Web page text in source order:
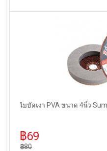
ใบขัดเงา PVA ขนาด 4นิ้ว
฿69
฿80